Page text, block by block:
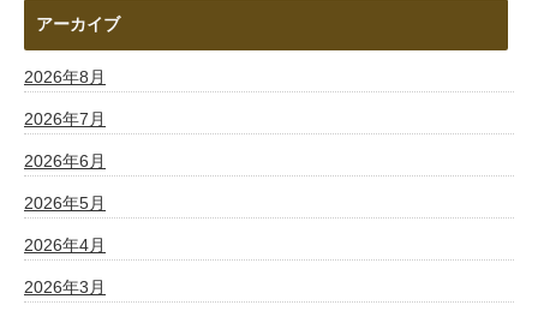
アーカイブ
2026年8月
2026年7月
2026年6月
2026年5月
2026年4月
2026年3月